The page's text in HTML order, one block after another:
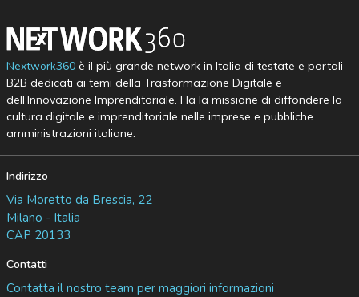
Nextwork360è il più grande network in Italia di testate e portali
B2B dedicati ai temi della Trasformazione Digitale e
dell’Innovazione Imprenditoriale. Ha la missione di diffondere la
cultura digitale e imprenditoriale nelle imprese e pubbliche
amministrazioni italiane.
Indirizzo
Via Moretto da Brescia, 22
Milano - Italia
CAP 20133
Contatti
Contatta il nostro team per maggiori informazioni